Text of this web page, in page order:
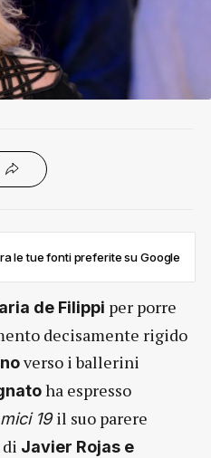
le tue fonti preferite su Google
de Filippi per porre
decisamente rigido
verso i ballerini
ha espresso
19il suo parere
Javier Rojas e